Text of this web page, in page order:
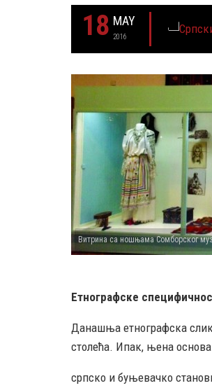
18 MAY
2016
Витрина са ношњама Сомборског
Етнографске
Данашња етнографска
столећа. Ипак, њена основа
српско и буњевачко